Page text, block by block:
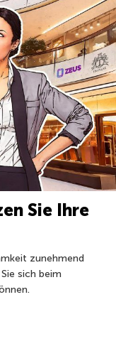
Sie Ihre
zunehmend
sich beim